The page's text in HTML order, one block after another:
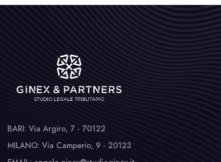
BARI: Via Argiro, 7 - 70122
MILANO: Via Camperio, 9 - 20123